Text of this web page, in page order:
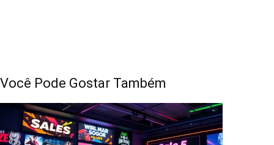
Você Pode Gostar Também